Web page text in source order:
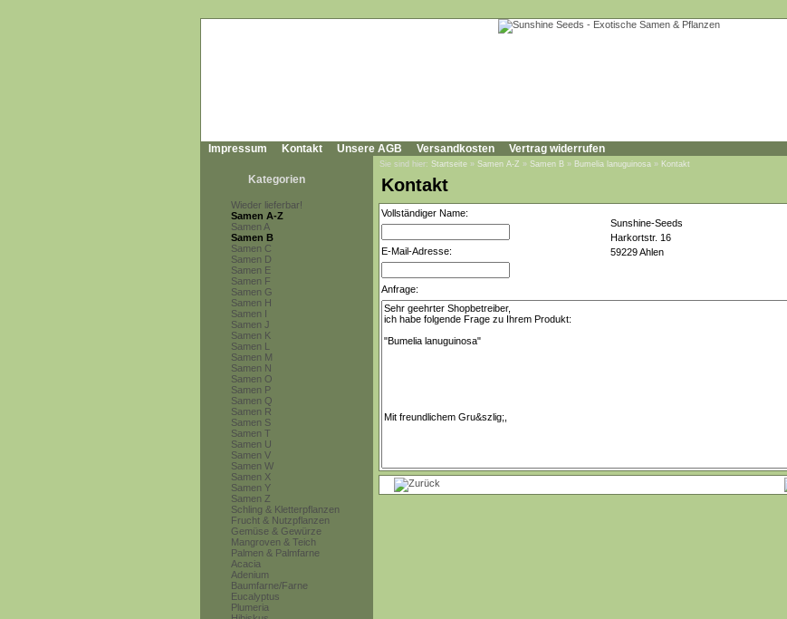
Impressum Kontakt Unsere AGB Versandkosten Vertrag widerrufen
Kategorien
Wieder lieferbar!
Samen A-Z
Samen A
Samen B
Samen C
Samen D
Samen E
Samen F
Samen G
Samen H
Samen I
Samen J
Samen K
Samen L
Samen M
Samen N
Samen O
Samen P
Samen Q
Samen R
Samen S
Samen T
Samen U
Samen V
Samen W
Samen X
Samen Y
Samen Z
Schling & Kletterpflanzen
Frucht & Nutzpflanzen
Gemüse & Gewürze
Mangroven & Teich
Palmen & Palmfarne
Acacia
Adenium
Baumfarne/Farne
Eucalyptus
Plumeria
Sie sind hier: Startseite » Samen A-Z » Samen B » Bumelia lanuguinosa » Kontakt
Kontakt
Vollständiger Name:
Sunshine-Seeds
Harkortstr. 16
59229 Ahlen
E-Mail-Adresse:
Anfrage: